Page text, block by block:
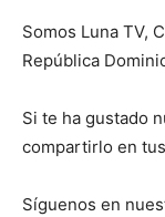
Somos Luna TV,
República
Si te ha gustado
compartirlo en
Síguenos en